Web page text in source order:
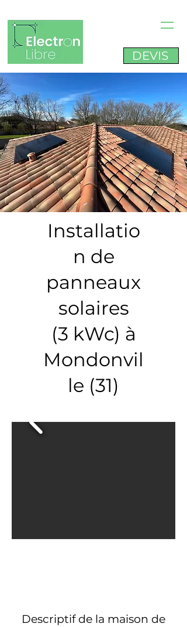
DEVIS
Installatio
n de
panneaux
solaires
(3 kWc) à
Mondonvil
le (31)
Descriptif de la maison de